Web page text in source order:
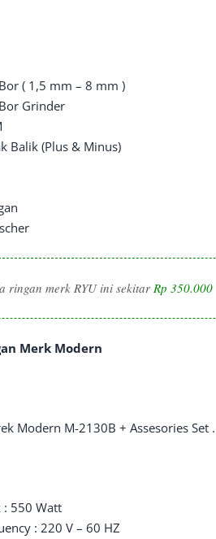
( 1,5 mm – 8 mm )
Grinder
Balik (Plus & Minus)
ringan merk RYU ini sekitar Rp 350.000
Merk Modern
Modern M-2130B + Assesories Set .
: 550 Watt
: 220 V – 60 HZ